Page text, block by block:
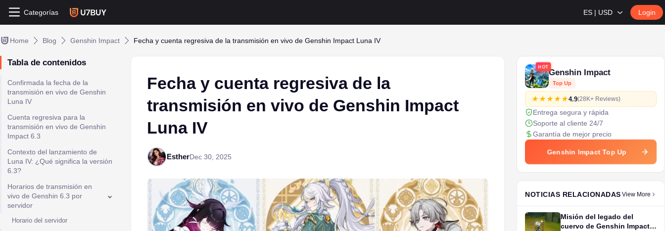
Categorías ES | USD Login
Home Blog Genshin Impact Fecha y cuenta regresiva de la transmisión en vivo de Genshin Impact Luna IV
Tabla de contenidos
Confirmada la fecha de la
transmisión en vivo de Genshin
Luna IV
Cuenta regresiva para la
transmisión en vivo de Genshin
Impact 6.3
Contexto del lanzamiento de
Luna IV: ¿Qué significa la versión
6.3?
Horarios de transmisión en
vivo de Genshin 6.3 por
servidor
Horario del servidor
Fecha y cuenta regresiva de la
transmisión en vivo de Genshin Impact
Luna IV
EstherDec 30, 2025
HOT
Genshin Impact
Top Up
4.9(28K+ Reviews)
Entrega segura y rápida
Soporte al cliente 24/7
Garantía de mejor precio
Genshin Impact Top Up
NOTICIAS RELACIONADAS View More
Misión del legado del
cuervo de Genshin Impact